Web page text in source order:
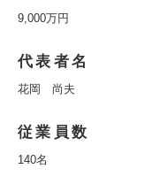
9,000万円
代表者名
花岡 尚夫
従業員数
140名